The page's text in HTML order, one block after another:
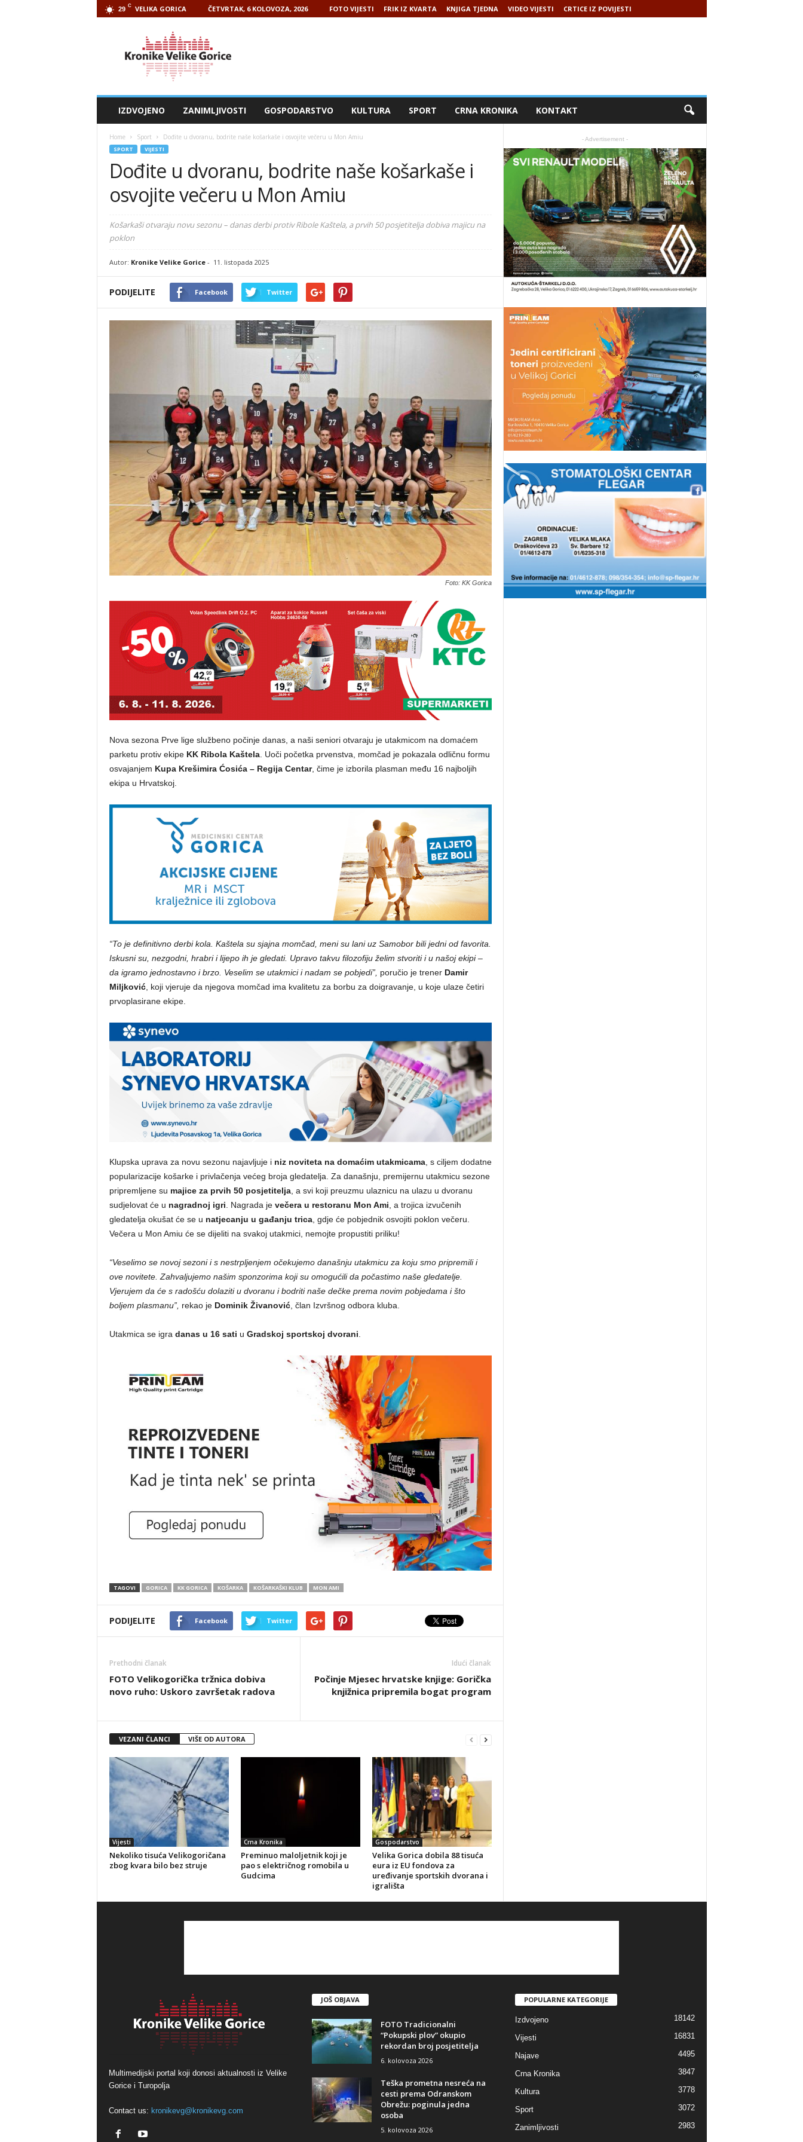
29 C VELIKA GORICA ČETVRTAK, 6 KOLOVOZA, 2026 FOTO VIJESTI FRIK IZ KVARTA KNJIGA TJEDNA VIDEO VIJESTI CRTICE IZ POVIJESTI
IZDVOJENO ZANIMLJIVOSTI GOSPODARSTVO KULTURA SPORT CRNA KRONIKA KONTAKT
Home Sport Dođite u dvoranu, bodrite naše košarkaše i osvojite večeru u Mon Amiu
SPORT VIJESTI
Dođite u dvoranu, bodrite naše košarkaše i
osvojite večeru u Mon Amiu
Košarkaši otvaraju novu sezonu – danas derbi protiv Ribole Kaštela, a prvih 50 posjetitelja dobiva majicu na
poklon
Autor: Kronike Velike Gorice- 11. listopada 2025
PODIJELITE Facebook Twitter
Foto: KK Gorica
Nova sezona Prve lige službeno počinje danas, a naši seniori otvaraju je utakmicom na domaćem
parketu protiv ekipe KK Ribola Kaštela. Uoči početka prvenstva, momčad je pokazala odličnu formu
osvajanjem Kupa Krešimira Ćosića – Regija Centar, čime je izborila plasman među 16 najboljih
ekipa u Hrvatskoj.
“To je definitivno derbi kola. Kaštela su sjajna momčad, meni su lani uz Samobor bili jedni od favorita.
Iskusni su, nezgodni, hrabri i lijepo ih je gledati. Upravo takvu filozofiju želim stvoriti i u našoj ekipi –
da igramo jednostavno i brzo. Veselim se utakmici i nadam se pobjedi”, poručio je trener Damir
Miljković, koji vjeruje da njegova momčad ima kvalitetu za borbu za doigravanje, u koje ulaze četiri
prvoplasirane ekipe.
Klupska uprava za novu sezonu najavljuje i niz noviteta na domaćim utakmicama, s ciljem dodatne
popularizacije košarke i privlačenja većeg broja gledatelja. Za današnju, premijernu utakmicu sezone
pripremljene su majice za prvih 50 posjetitelja, a svi koji preuzmu ulaznicu na ulazu u dvoranu
sudjelovat će u nagradnoj igri . Nagrada je večera u restoranu Mon Ami , a trojica izvučenih
gledatelja okušat će se u natjecanju u gađanju trica, gdje će pobjednik osvojiti poklon večeru.
Večera u Mon Amiu će se dijeliti na svakoj utakmici, nemojte propustiti priliku!
“Veselimo se novoj sezoni i s nestrpljenjem očekujemo današnju utakmicu za koju smo pripremili i
ove novitete. Zahvaljujemo našim sponzorima koji su omogućili da počastimo naše gledatelje.
Vjerujem da će s radošću dolaziti u dvoranu i bodriti naše dečke prema novim pobjedama i što
boljem plasmanu”, rekao je Dominik Živanović, član Izvršnog odbora kluba.
Utakmica se igra danas u 16 sati u Gradskoj sportskoj dvorani
TAGOVI GORICA KK GORICA KOŠARKA KOŠARKAŠKI KLUB MON AMI
PODIJELITE Facebook Twitter
Prethodni članak
FOTO Velikogorička tržnica dobiva
novo ruho: Uskoro završetak radova
Idući članak
Počinje Mjesec hrvatske knjige: Gorička
knjižnica pripremila bogat program
VEZANI ČLANCI VIŠE OD AUTORA
Vijesti
Nekoliko tisuća Velikogoričana
zbog kvara bilo bez struje
Crna Kronika
Preminuo maloljetnik koji je
pao s električnog romobila u
Gudcima
Gospodarstvo
Velika Gorica dobila 88 tisuća
eura iz EU fondova za
uređivanje sportskih dvorana i
igrališta
- Advertisement -
Multimedijski portal koji donosi aktualnosti iz Velike
Gorice i Turopolja
Contact us: kronikevg@kronikevg.com
JOŠ OBJAVA
FOTO Tradicionalni
“Pokupski plov” okupio
rekordan broj posjetitelja
6. kolovoza 2026
Teška prometna nesreća na
cesti prema Odranskom
Obrežu: poginula jedna
osoba
5. kolovoza 2026
POPULARNE KATEGORIJE
Izdvojeno 18142
Vijesti 16831
Najave 4495
Crna Kronika 3847
Kultura 3778
Sport 3072
Zanimljivosti 2983